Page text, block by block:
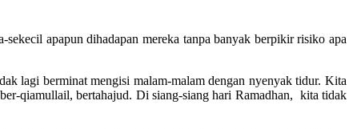
apapun dihadapan mereka tanpa banyak berpikir risiko apa
lagi berminat mengisi malam-malam dengan nyenyak tidur. Kita
qiamullail, bertahajud. Di siang-siang hari Ramadhan, kita tidak